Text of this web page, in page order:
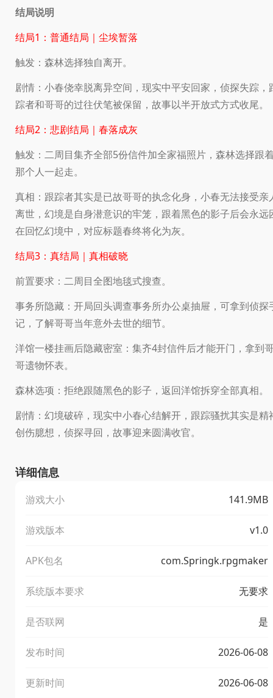
结局说明
结局1：普通结局｜尘埃暂落
触发：森林选择独自离开。
剧情：小春侥幸脱离异空间，现实中平安回家，侦探失踪，
踪者和哥哥的过往伏笔被保留，故事以半开放式方式收尾。
结局2：悲剧结局｜春落成灰
触发：二周目集齐全部5份信件加全家福照片，森林选择跟
那个人一起走。
真相：跟踪者其实是已故哥哥的执念化身，小春无法接受亲
离世，幻境是自身潜意识的牢笼，跟着黑色的影子后会永远
在回忆幻境中，对应标题春终将化为灰。
结局3：真结局｜真相破晓
前置要求：二周目全图地毯式搜查。
事务所隐藏：开局回头调查事务所办公桌抽屉，可拿到侦探
记，了解哥哥当年意外去世的细节。
洋馆一楼挂画后隐藏密室：集齐4封信件后才能开门，拿到
哥遗物怀表。
森林选项：拒绝跟随黑色的影子，返回洋馆拆穿全部真相。
剧情：幻境破碎，现实中小春心结解开，跟踪骚扰其实是精
创伤臆想，侦探寻回，故事迎来圆满收官。
详细信息
游戏大小 141.9MB
游戏版本 v1.0
APK包名 com.Springk.rpgmaker
系统版本要求 无要求
是否联网 是
发布时间 2026-06-08
更新时间 2026-06-08